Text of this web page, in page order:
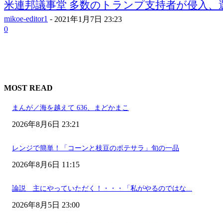
米連邦議事堂 多数のトランプ支持者が侵入、
mikoe-editor1 - 2021年1月7日 23:23
0
MOST READ
まんが／海を越えて 636、まどかまこ
2026年8月6日 23:21
レンジで簡単！「コーンと枝豆のポテサラ」旬の一品
2026年8月6日 11:15
論説 主にやっていただく！・・・「私がやるのではな...
2026年8月5日 23:00